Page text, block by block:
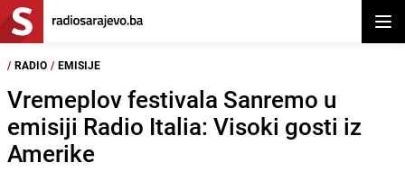
/ RADIO / EMISIJE
Vremeplov festivala Sanremo u
emisiji Radio Italia: Visoki gosti iz
Amerike